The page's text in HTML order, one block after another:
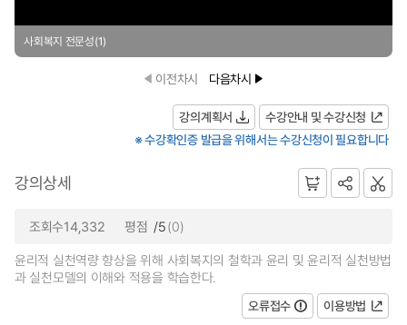
사회복지 전문성(1)
이전차시 다음차시
강의계획서
수강안내 및 수강신청
※ 수강확인증 발급을 위해서는 수강신청이 필요합니다
강의상세
조회수14,332 평점 /5(0)
윤리적 실천역량 향상을 위해 사회복지의 철학과 윤리 및 윤리적 실천방법
과 실천모델의 이해와 적용을 학습한다.
오류접수
이용방법